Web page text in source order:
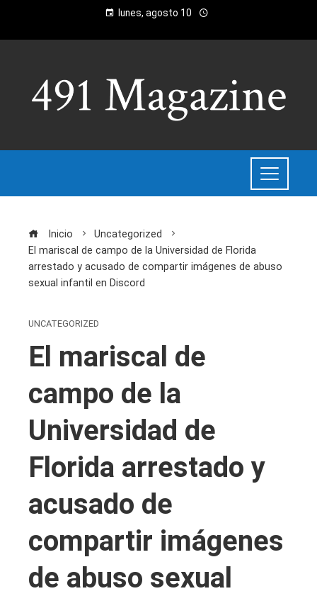
lunes, agosto 10
Inicio
Uncategorized
El mariscal de campo de la Universidad de Florida
arrestado y acusado de compartir imágenes de abuso
sexual infantil en Discord
UNCATEGORIZED
El mariscal de
campo de la
Universidad de
Florida arrestado y
acusado de
compartir imágenes
de abuso sexual